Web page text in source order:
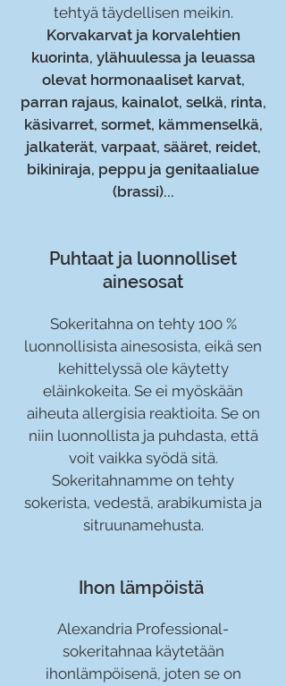
tehtyä täydellisen meikin.
Korvakarvat ja korvalehtien
kuorinta, ylähuulessa ja leuassa
olevat hormonaaliset karvat,
parran rajaus, kainalot, selkä, rinta,
käsivarret, sormet, kämmenselkä,
jalkaterät, varpaat, sääret, reidet,
bikiniraja, peppu ja genitaalialue
(brassi)...
Puhtaat ja luonnolliset
ainesosat
Sokeritahna on tehty 100 %
luonnollisista ainesosista, eikä sen
kehittelyssä ole käytetty
eläinkokeita. Se ei myöskään
aiheuta allergisia reaktioita. Se on
niin luonnollista ja puhdasta, että
voit vaikka syödä sitä.
Sokeritahnamme on tehty
sokerista, vedestä, arabikumista ja
sitruunamehusta.
Ihon lämpöistä
Alexandria Professional-
sokeritahnaa käytetään
ihonlämpöisenä, joten se on